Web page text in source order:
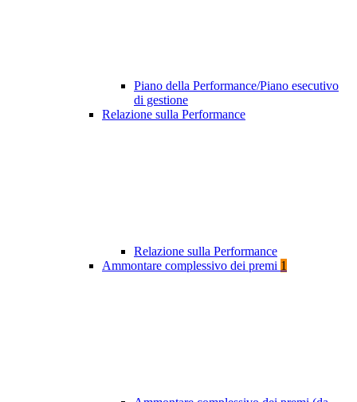
Piano della Performance/Piano esecutivo
di gestione
Relazione sulla Performance
Relazione sulla Performance
Ammontare complessivo dei premi 1